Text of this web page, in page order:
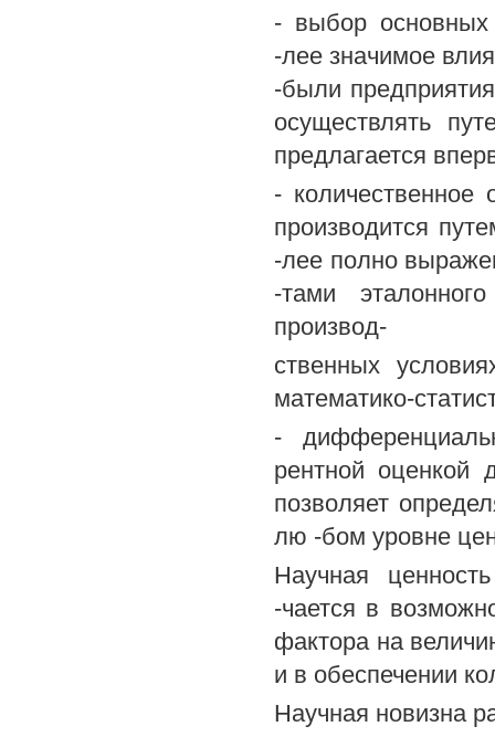
- выбор основных
-лее значимое
-были
осуществлять
предлагается
- количественное
производится
-лее полно
-тами
производ-
ственных
математико-
-
рентной оценкой
позволяет
лю -бом уровне
Научная
-чается в
фактора на
и в обеспечении
Научная новизна